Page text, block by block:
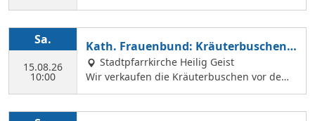
Festgottesdienst in der Hofkirche.
Sa.
15.08.26
10:00
Kath. Frauenbund: Kräuterbuschen V
erkauf
Stadtpfarrkirche Heilig Geist
Wir verkaufen die Kräuterbuschen vor dem
Festgottesdienst in der Hl. Geist Kirche.